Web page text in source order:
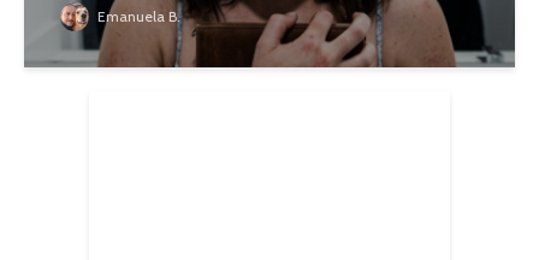
Emanuela B.